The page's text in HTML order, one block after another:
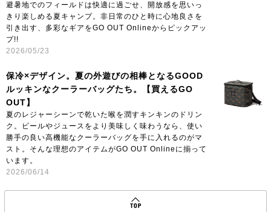
避暑地でのフィールドは快適に過ごせ、開放感を思いっ
きり楽しめる夏キャンプ。非日常のひと時に心地良さを
引き出す、多彩なギアをGO OUT Onlineからピックアッ
プ!!
2026/05/23
保冷×デザイン。夏の外遊びの相棒となるGOOD
ルッキンなクーラーバッグたち。【買えるGO
OUT】
夏のレジャーシーンで乾いた喉を潤すキンキンのドリン
ク。ビールやジュースをより美味しく味わうなら、使い
勝手の良い高機能なクーラーバッグを手に入れるのがマ
スト。そんな理想のアイテムがGO OUT Onlineに揃って
います。
2026/06/14